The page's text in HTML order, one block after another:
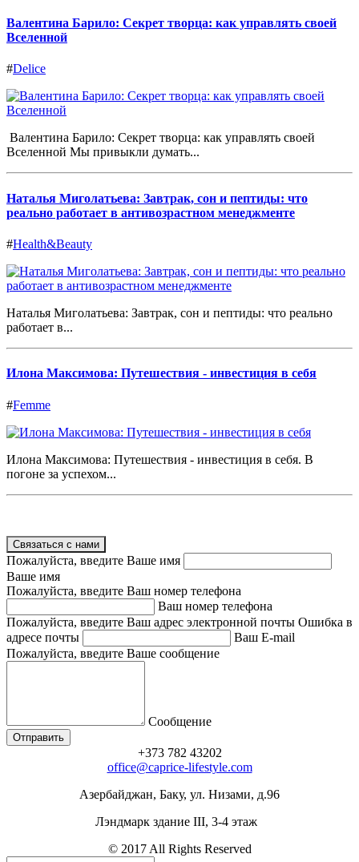
Валентина Барило: Секрет творца: как управлять своей
Вселенной
#Delice
Валентина Барило: Секрет творца: как управлять своей
Вселенной Мы привыкли думать...
Наталья Миголатьева: Завтрак, сон и пептиды: что
реально работает в антивозрастном менеджменте
#Health&Beauty
Наталья Миголатьева: Завтрак, сон и пептиды: что реально
работает в...
Илона Максимова: Путешествия - инвестиция в себя
#Femme
Илона Максимова: Путешествия - инвестиция в себя. В
погоне за успехом...
Связаться с нами
Пожалуйста, введите Ваше имя
Ваше имя
Пожалуйста, введите Ваш номер телефона
Ваш номер телефона
Пожалуйста, введите Ваш адрес электронной почты Ошибка в
адресе почты
Ваш E-mail
Пожалуйста, введите Ваше сообщение
Сообщение
+373 782 43202
office@caprice-lifestyle.com
Азербайджан, Баку, ул. Низами, д.96
Лэндмарк здание III, 3-4 этаж
© 2017 All Rights Reserved